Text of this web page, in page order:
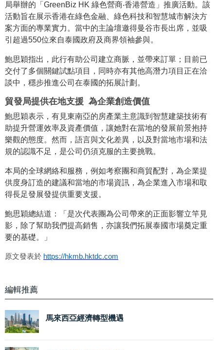
局舉辦的「GreenBiz HK 綠色營商‧香港營造」推廣活動。該
活動旨在展示香港在綠色金融、綠色科技和智慧城市解決方
案方面的專業實力。當中的主論壇邀得曼谷市長出席，並吸
引超過550位來自泰國政府及商界領袖參與。
鮑思穎指出，此行有助公司建立商脈，並帶來訂單；目前已
交付了多個關鍵試點項目，同時亦有其他高潛力項目正在洽
談中，穩步推進公司在泰國的拓展計劃。
貿發局提供在地支援 為企業創造價值
鮑思穎表示，有見東南亞的房產業主意識到智慧建築技術有
助提升營運效率及資產價值，讓她對在當地的發展前景抱持
樂觀的態度。然而，語言與文化差異，以及對當地市場和法
規的認識不足，是公司仍須克服的主要挑戰。
本局的全球網絡和服務，例如考察團和商貿配對，為企業提
供度身訂造的建議和當地的市場資訊，為企業進入市場和取
得長足發展發提供重要支援。
鮑思穎總結道：「是次代表團為公司帶來的正面影響立竿見
影，除了幫助我們提高銷售，亦讓我們拓展泰國市場奠定重
要的基礎。」
原文發表於 https://hkmb.hktdc.com
編輯推薦
馬來西亞經濟轉型機遇